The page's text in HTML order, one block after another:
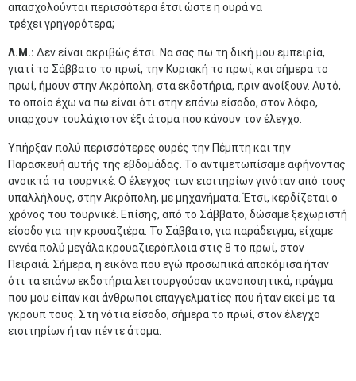
απασχολούνται περισσότερα έτσι ώστε η ουρά να
τρέχει γρηγορότερα;
Λ.Μ.: Δεν είναι ακριβώς έτσι. Να σας πω τη δική μου εμπειρία,
γιατί το Σάββατο το πρωί, την Κυριακή το πρωί, και σήμερα το
πρωί, ήμουν στην Ακρόπολη, στα εκδοτήρια, πριν ανοίξουν. Αυτό,
το οποίο έχω να πω είναι ότι στην επάνω είσοδο, στον λόφο,
υπάρχουν τουλάχιστον έξι άτομα που κάνουν τον έλεγχο.
Υπήρξαν πολύ περισσότερες ουρές την Πέμπτη και την
Παρασκευή αυτής της εβδομάδας. Το αντιμετωπίσαμε αφήνοντας
ανοικτά τα τουρνικέ. Ο έλεγχος των εισιτηρίων γινόταν από τους
υπαλλήλους, στην Ακρόπολη, με μηχανήματα. Έτσι, κερδίζεται ο
χρόνος του τουρνικέ. Επίσης, από το Σάββατο, δώσαμε ξεχωριστή
είσοδο για την κρουαζιέρα. Το Σάββατο, για παράδειγμα, είχαμε
εννέα πολύ μεγάλα κρουαζιερόπλοια στις 8 το πρωί, στον
Πειραιά. Σήμερα, η εικόνα που εγώ προσωπικά αποκόμισα ήταν
ότι τα επάνω εκδοτήρια λειτουργούσαν ικανοποιητικά, πράγμα
που μου είπαν και άνθρωποι επαγγελματίες που ήταν εκεί με τα
γκρουπ τους. Στη νότια είσοδο, σήμερα το πρωί, στον έλεγχο
εισιτηρίων ήταν πέντε άτομα.